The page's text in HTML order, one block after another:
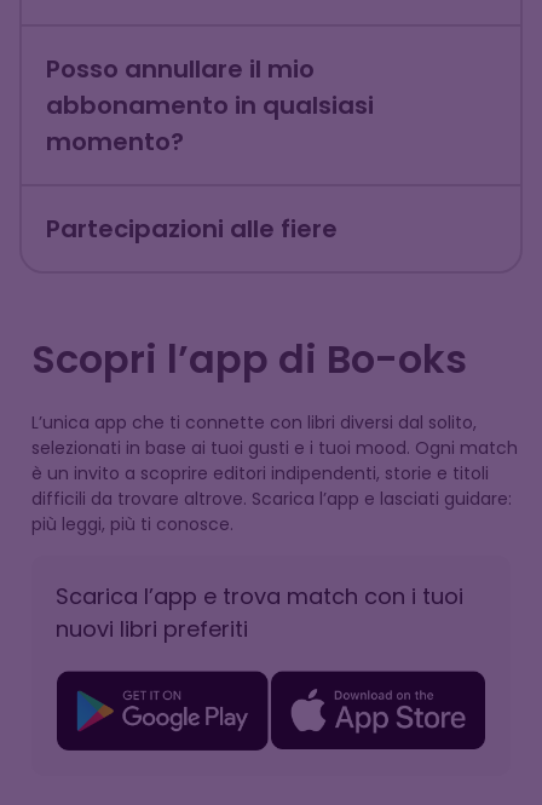
Posso annullare il mio
abbonamento in qualsiasi
momento?
Partecipazioni alle fiere
Scopri l’app di Bo-oks
L’unica app che ti connette con libri diversi dal solito,
selezionati in base ai tuoi gusti e i tuoi mood. Ogni match
è un invito a scoprire editori indipendenti, storie e titoli
difficili da trovare altrove. Scarica l’app e lasciati guidare:
più leggi, più ti conosce.
Scarica l’app e trova match con i tuoi
nuovi libri preferiti